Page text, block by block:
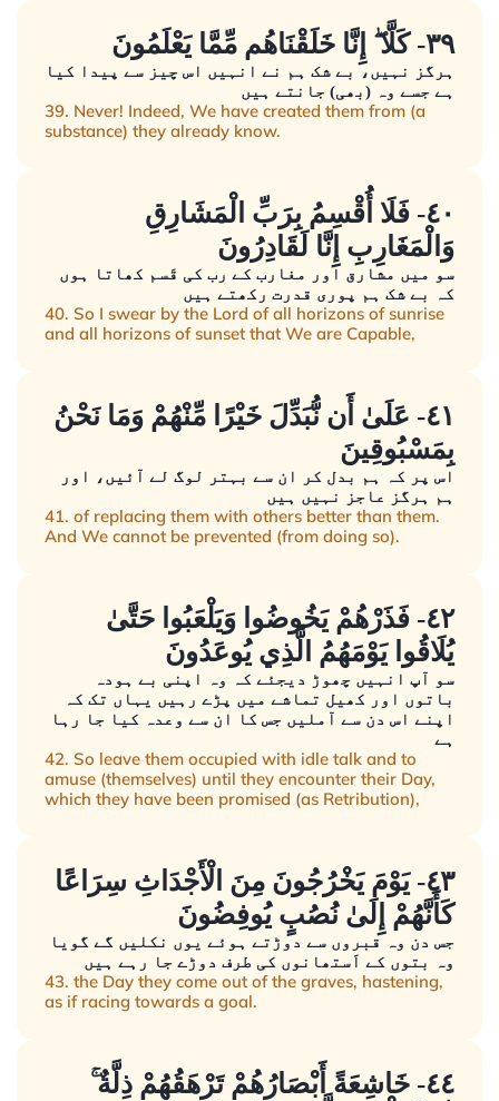
٣٩- كَلَّا ۖ إِنَّا خَلَقْنَاهُم مِّمَّا يَعْلَمُونَ
ہرگز نہیں، بے شک ہم نے انہیں اس چیز سے پیدا کیا
ہے جسے وہ (بھی) جانتے ہیں
39. Never! Indeed, We have created them from (a
substance) they already know.
٤٠- فَلَا أُقْسِمُ بِرَبِّ الْمَشَارِقِ
وَالْمَغَارِبِ إِنَّا لَقَادِرُونَ
سو میں مشارق اور مغارب کے رب کی قَسم کھاتا ہوں
کہ بے شک ہم پوری قدرت رکھتے ہیں
40. So I swear by the Lord of all horizons of sunrise
and all horizons of sunset that We are Capable,
٤١- عَلَىٰ أَن نُّبَدِّلَ خَيْرًا مِّنْهُمْ وَمَا نَحْنُ
بِمَسْبُوقِينَ
اس پر کہ ہم بدل کر ان سے بہتر لوگ لے آئیں، اور
ہم ہرگز عاجز نہیں ہیں
41. of replacing them with others better than them.
And We cannot be prevented (from doing so).
٤٢- فَذَرْهُمْ يَخُوضُوا وَيَلْعَبُوا حَتَّىٰ
يُلَاقُوا يَوْمَهُمُ الَّذِي يُوعَدُونَ
سو آپ انہیں چھوڑ دیجئے کہ وہ اپنی بے ہودہ
باتوں اور کھیل تماشے میں پڑے رہیں یہاں تک کہ
اپنے اس دن سے آملیں جس کا ان سے وعدہ کیا جا رہا
ہے
42. So leave them occupied with idle talk and to
amuse (themselves) until they encounter their Day,
which they have been promised (as Retribution),
٤٣- يَوْمَ يَخْرُجُونَ مِنَ الْأَجْدَاثِ سِرَاعًا
كَأَنَّهُمْ إِلَىٰ نُصُبٍ يُوفِضُونَ
جس دن وہ قبروں سے دوڑتے ہوئے یوں نکلیں گے گویا
وہ بتوں کے اَستھانوں کی طرف دوڑے جا رہے ہیں
43. the Day they come out of the graves, hastening,
as if racing towards a goal.
٤٤- خَاشِعَةً أَبْصَارُهُمْ تَرْهَقُهُمْ ذِلَّةٌ ۚ